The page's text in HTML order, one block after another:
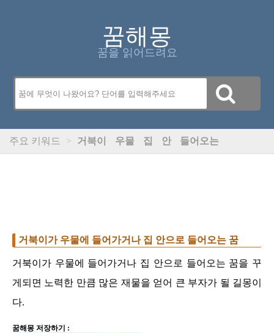
꿈해몽
꿈을 읽어드려요
주요 키워드 > 거북이 우물 집 안 들어오는
거북이가 우물에 들어가거나 집 안으로 들어오는 꿈
거북이가 우물에 들어가거나 집 안으로 들어오는 꿈을 꾸
게되면 노력한 만큼 많은 재물을 얻어 큰 부자가 될 길몽이
다.
꿈해몽 저장하기 :